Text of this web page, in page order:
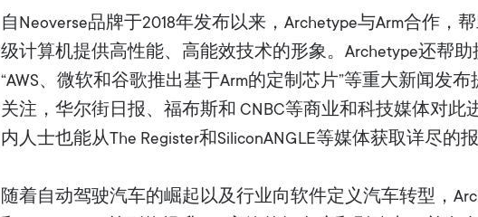
自Neoverse品牌于2018年发布以来，Archetype与Arm合作，
级计算机提供高性能、高能效技术的形象。Archetype还帮
“AWS、微软和谷歌推出基于Arm的定制芯片”等重大新闻发
关注，华尔街日报、福布斯和 CNBC等商业和科技媒体对
内人士也能从The Register和SiliconANGLE等媒体获取详尽的报
随着自动驾驶汽车的崛起以及行业向软件定义汽车转型，